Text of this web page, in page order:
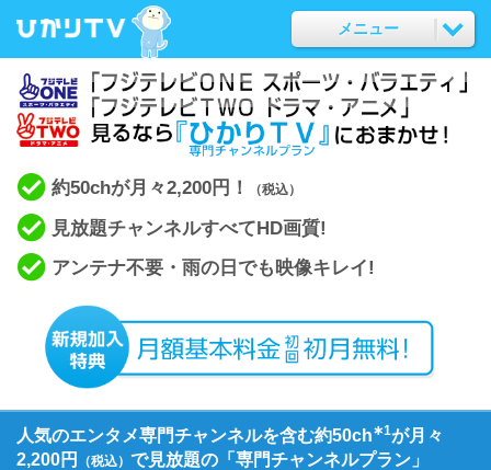
メニュー
約50chが月々2,200円！ （税込）
見放題チャンネルすべてHD画質!
アンテナ不要・雨の日でも映像キレイ!
人気のエンタメ専門チャンネルを含む約50ch∗1が月々
2,200円
（税込） で見放題の「専門チャンネルプラン」